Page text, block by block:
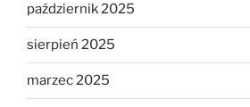
październik 2025
sierpień 2025
marzec 2025